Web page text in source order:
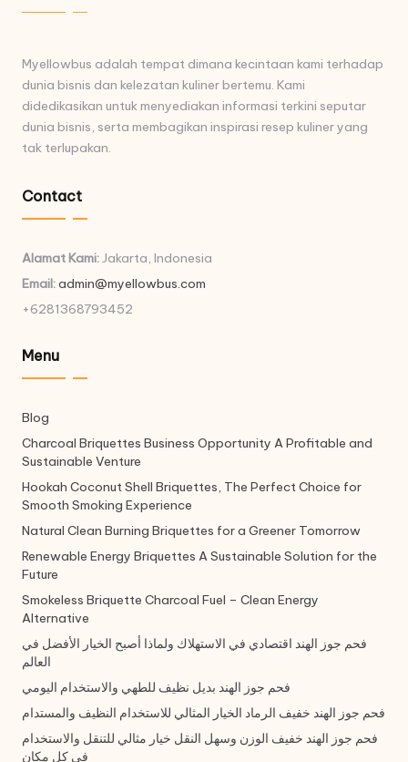
Myellowbus adalah tempat dimana kecintaan kami terhadap
dunia bisnis dan kelezatan kuliner bertemu. Kami
didedikasikan untuk menyediakan informasi terkini seputar
dunia bisnis, serta membagikan inspirasi resep kuliner yang
tak terlupakan.
Contact
Alamat Kami:Jakarta, Indonesia
Email:admin@myellowbus.com
+6281368793452
Menu
Blog
Charcoal Briquettes Business Opportunity A Profitable and
Sustainable Venture
Hookah Coconut Shell Briquettes, The Perfect Choice for
Smooth Smoking Experience
Natural Clean Burning Briquettes for a Greener Tomorrow
Renewable Energy Briquettes A Sustainable Solution for the
Future
Smokeless Briquette Charcoal Fuel – Clean Energy
Alternative
فحم جوز الهند اقتصادي في الاستهلاك ولماذا أصبح الخيار الأفضل في
العالم
فحم جوز الهند بديل نظيف للطهي والاستخدام اليومي
فحم جوز الهند خفيف الرماد الخيار المثالي للاستخدام النظيف والمستدام
فحم جوز الهند خفيف الوزن وسهل النقل خيار مثالي للتنقل والاستخدام
في كل مكان